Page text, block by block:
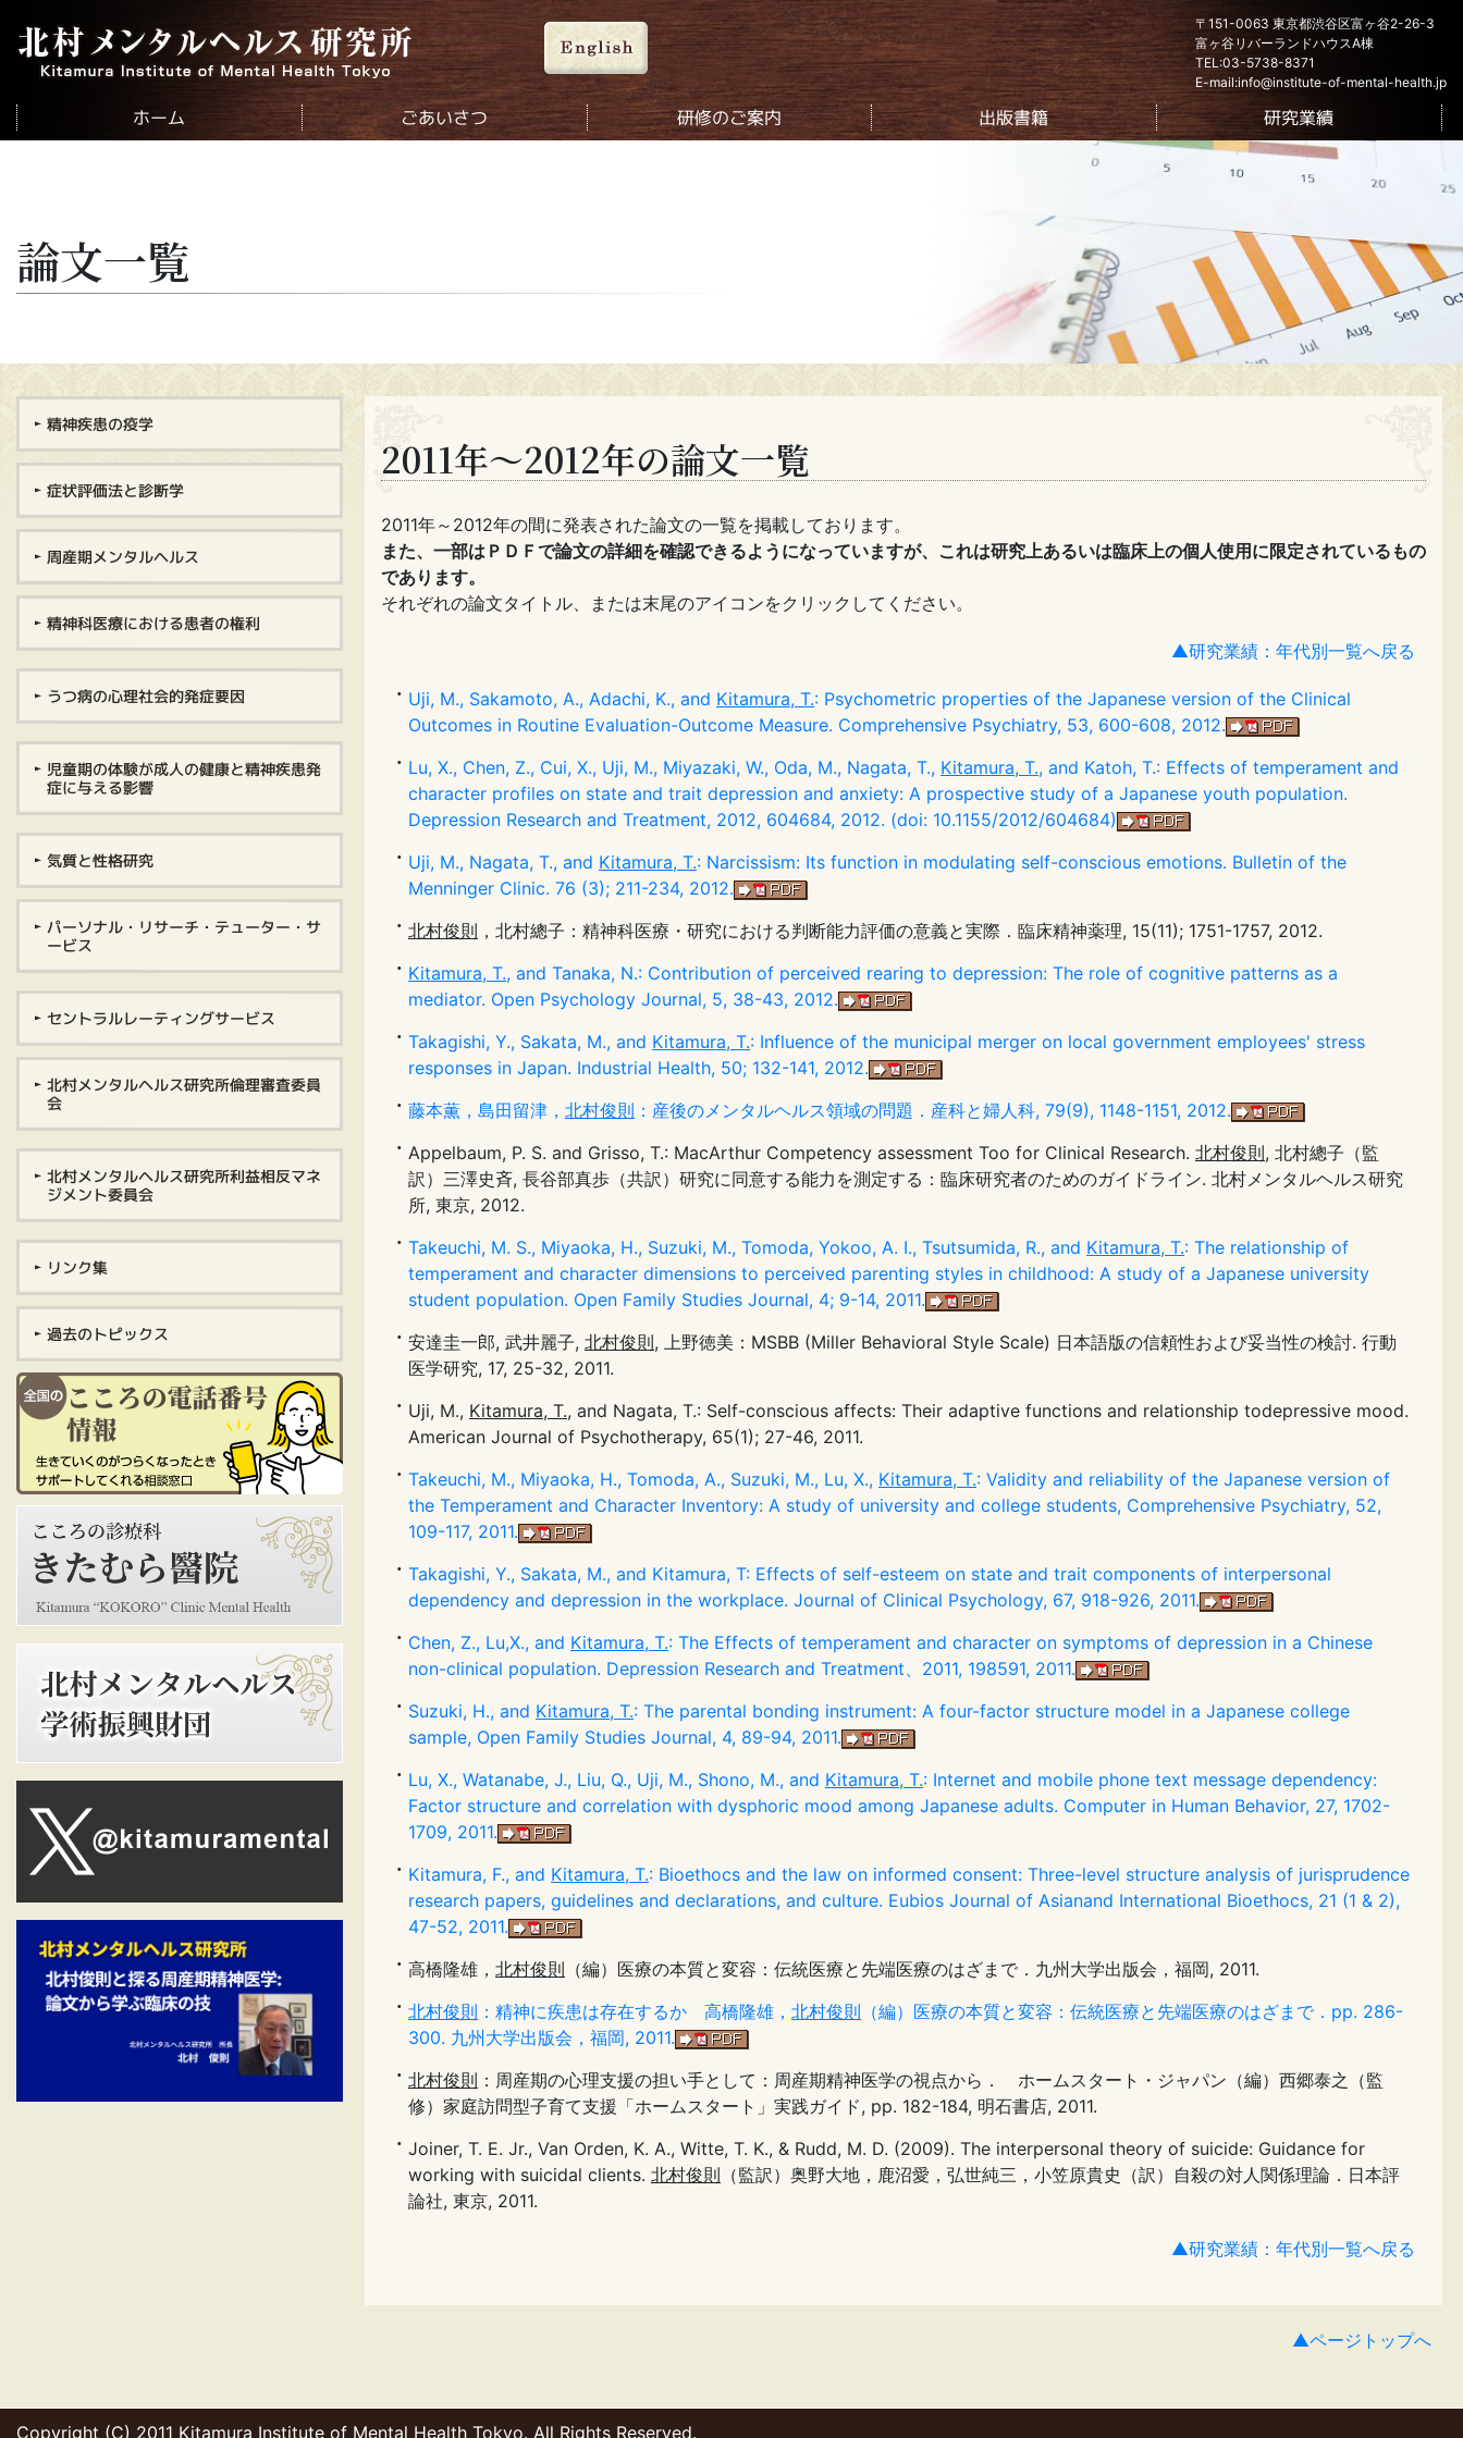
北村メンタルヘルス研究所
〒151-0063 東京都渋谷区富ヶ谷2-26-3
富ヶ谷リバーランドハウスA棟
TEL:03-5738-8371
E-mail:info@institute-of-mental-health.jp
ホーム ごあいさつ 研修のご案内 出版書籍 研究業績
論文一覧
精神疾患の疫学
症状評価法と診断学
周産期メンタルヘルス
精神科医療における患者の権利
うつ病の心理社会的発症要因
児童期の体験が成人の健康と精神疾患発
症に与える影響
気質と性格研究
パーソナル・リサーチ・テューター・サ
ービス
セントラルレーティングサービス
北村メンタルヘルス研究所倫理審査委員
会
北村メンタルヘルス研究所利益相反マネ
ジメント委員会
リンク集
過去のトピックス
2011年～2012年の論文一覧
2011年～2012年の間に発表された論文の一覧を掲載しております。
また、一部はＰＤＦで論文の詳細を確認できるようになっていますが、これは研究上あるいは臨床上の個人使用に限定されているもの
であります。
それぞれの論文タイトル、または末尾のアイコンをクリックしてください。
▲研究業績：年代別一覧へ戻る
Uji, M., Sakamoto, A., Adachi, K., and Kitamura, T.: Psychometric properties of the Japanese version of the Clinical
Outcomes in Routine Evaluation-Outcome Measure. Comprehensive Psychiatry, 53, 600-608, 2012.
Lu, X., Chen, Z., Cui, X., Uji, M., Miyazaki, W., Oda, M., Nagata, T., Kitamura, T., and Katoh, T.: Effects of temperament and
character profiles on state and trait depression and anxiety: A prospective study of a Japanese youth population.
Depression Research and Treatment, 2012, 604684, 2012. (doi: 10.1155/2012/604684)
Uji, M., Nagata, T., and Kitamura, T.: Narcissism: Its function in modulating self-conscious emotions. Bulletin of the
Menninger Clinic. 76 (3); 211-234, 2012.
北村俊則 ，北村總子：精神科医療・研究における判断能力評価の意義と実際．臨床精神薬理, 15(11); 1751-1757, 2012.
Kitamura, T., and Tanaka, N.: Contribution of perceived rearing to depression: The role of cognitive patterns as a
mediator. Open Psychology Journal, 5, 38-43, 2012.
Takagishi, Y., Sakata, M., and Kitamura, T.: Influence of the municipal merger on local government employees' stress
responses in Japan. Industrial Health, 50; 132-141, 2012.
藤本薫，島田留津， 北村俊則 ：産後のメンタルヘルス領域の問題．産科と婦人科, 79(9), 1148-1151, 2012.
Appelbaum, P. S. and Grisso, T.: MacArthur Competency assessment Too for Clinical Research. 北村俊則, 北村總子（監
訳）三澤史斉, 長谷部真歩（共訳）研究に同意する能力を測定する：臨床研究者のためのガイドライン. 北村メンタルヘルス研究
所, 東京, 2012.
Takeuchi, M. S., Miyaoka, H., Suzuki, M., Tomoda, Yokoo, A. I., Tsutsumida, R., and Kitamura, T.: The relationship of
temperament and character dimensions to perceived parenting styles in childhood: A study of a Japanese university
student population. Open Family Studies Journal, 4; 9-14, 2011.
安達圭一郎, 武井麗子, 北村俊則, 上野徳美：MSBB (Miller Behavioral Style Scale) 日本語版の信頼性および妥当性の検討. 行動
医学研究, 17, 25-32, 2011.
Uji, M., Kitamura, T., and Nagata, T.: Self-conscious affects: Their adaptive functions and relationship todepressive mood.
American Journal of Psychotherapy, 65(1); 27-46, 2011.
Takeuchi, M., Miyaoka, H., Tomoda, A., Suzuki, M., Lu, X., Kitamura, T.: Validity and reliability of the Japanese version of
the Temperament and Character Inventory: A study of university and college students, Comprehensive Psychiatry, 52,
109-117, 2011.
Takagishi, Y., Sakata, M., and Kitamura, T: Effects of self-esteem on state and trait components of interpersonal
dependency and depression in the workplace. Journal of Clinical Psychology, 67, 918-926, 2011.
Chen, Z., Lu,X., and Kitamura, T.: The Effects of temperament and character on symptoms of depression in a Chinese
non-clinical population. Depression Research and Treatment、2011, 198591, 2011.
Suzuki, H., and Kitamura, T.: The parental bonding instrument: A four-factor structure model in a Japanese college
sample, Open Family Studies Journal, 4, 89-94, 2011.
Lu, X., Watanabe, J., Liu, Q., Uji, M., Shono, M., and Kitamura, T.: Internet and mobile phone text message dependency:
Factor structure and correlation with dysphoric mood among Japanese adults. Computer in Human Behavior, 27, 1702-
1709, 2011.
Kitamura, F., and Kitamura, T.: Bioethocs and the law on informed consent: Three-level structure analysis of jurisprudence
research papers, guidelines and declarations, and culture. Eubios Journal of Asianand International Bioethocs, 21 (1 & 2),
47-52, 2011.
高橋隆雄， 北村俊則 （編）医療の本質と変容：伝統医療と先端医療のはざまで．九州大学出版会，福岡, 2011.
北村俊則 ：精神に疾患は存在するか 高橋隆雄， 北村俊則 （編）医療の本質と変容：伝統医療と先端医療のはざまで．pp. 286-
300. 九州大学出版会，福岡, 2011.
北村俊則 ：周産期の心理支援の担い手として：周産期精神医学の視点から． ホームスタート・ジャパン（編）西郷泰之（監
修）家庭訪問型子育て支援「ホームスタート」実践ガイド, pp. 182-184, 明石書店, 2011.
Joiner, T. E. Jr., Van Orden, K. A., Witte, T. K., & Rudd, M. D. (2009). The interpersonal theory of suicide: Guidance for
working with suicidal clients. 北村俊則 （監訳）奥野大地，鹿沼愛，弘世純三，小笠原貴史（訳）自殺の対人関係理論．日本評
論社, 東京, 2011.
▲研究業績：年代別一覧へ戻る
▲ページトップへ
Copyright (C) 2011 Kitamura Institute of Mental Health Tokyo. All Rights Reserved.